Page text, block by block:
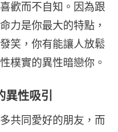
歡而不自知。因為跟
力是你最大的特點，
笑，你有能讓人放鬆
樸實的異性暗戀你。
性吸引
共同愛好的朋友，而